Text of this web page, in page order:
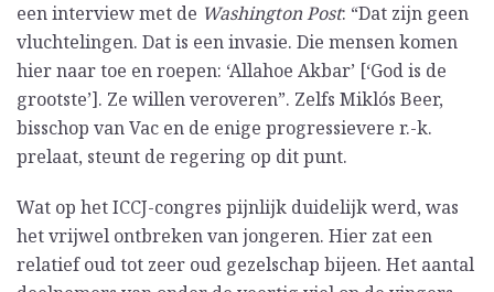
een interview met de Washington Post: “Dat zijn geen
vluchtelingen. Dat is een invasie. Die mensen komen
hier naar toe en roepen: ‘Allahoe Akbar’ [‘God is de
grootste’]. Ze willen veroveren”. Zelfs Miklós Beer,
bisschop van Vac en de enige progressievere r.-k.
prelaat, steunt de regering op dit punt.
Wat op het ICCJ-congres pijnlijk duidelijk werd, was
het vrijwel ontbreken van jongeren. Hier zat een
relatief oud tot zeer oud gezelschap bijeen. Het aantal